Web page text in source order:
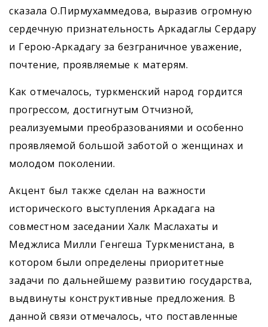
сказала О.Пирмухаммедова, выразив огромную
сердечную признательность Аркадаглы Сердару
и Герою-Аркадагу за безграничное уважение,
почтение, проявляемые к матерям.
Как отмечалось, туркмен­ский народ гордится
прогрессом, дос­тигнутым Отчизной,
реализуемыми преобразованиями и особенно
проявляемой большой заботой о женщинах и
молодом поколении.
Акцент был также сделан на важности
исторического выступления Аркадага на
совместном заседании Халк Маслахаты и
Меджлиса Милли Генгеша Туркменистана, в
котором были определены приоритетные
задачи по дальнейшему развитию государства,
выдвинуты конструктивные предложения. В
данной связи отмечалось, что поставленные